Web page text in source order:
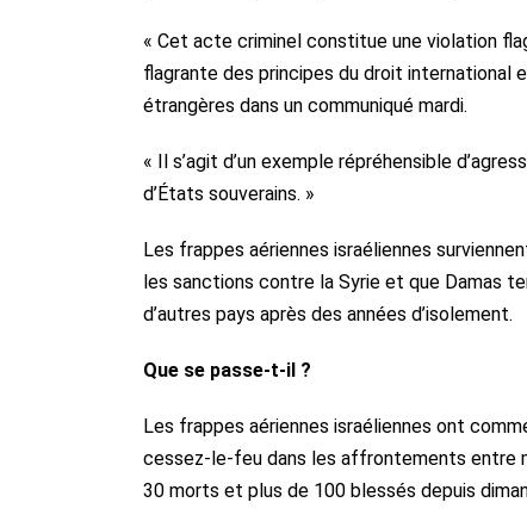
« Cet acte criminel constitue une violation
flagrante des principes du droit international
étrangères dans un communiqué mardi.
« Il s’agit d’un exemple répréhensible
d’États souverains. »
Les frappes aériennes israéliennes
les sanctions contre la Syrie et que Damas
d’autres pays après des années d’isolement.
Que se passe-t-il ?
Les frappes aériennes israéliennes ont
cessez-le-feu dans les affrontements entre
30 morts et plus de 100 blessés depuis